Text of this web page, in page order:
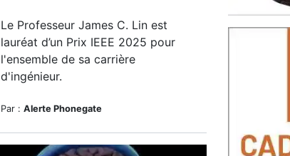
Le Professeur James C. Lin est
lauréat d’un Prix IEEE 2025 pour
l'ensemble de sa carrière
d'ingénieur.
Par : Alerte Phonegate